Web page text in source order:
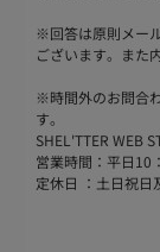
※回答は原則メー
ございます。また
※時間外のお問合
す。
SHEL'TTER WEB
営業時間：平日10
定休日 ：土日祝日